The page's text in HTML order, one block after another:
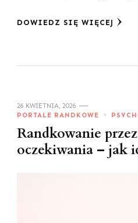
DOWIEDZ SIĘ WIĘCEJ
26 KWIETNIA, 2026
PORTALE RANDKOWE
Randkowanie
oczekiwania – jak